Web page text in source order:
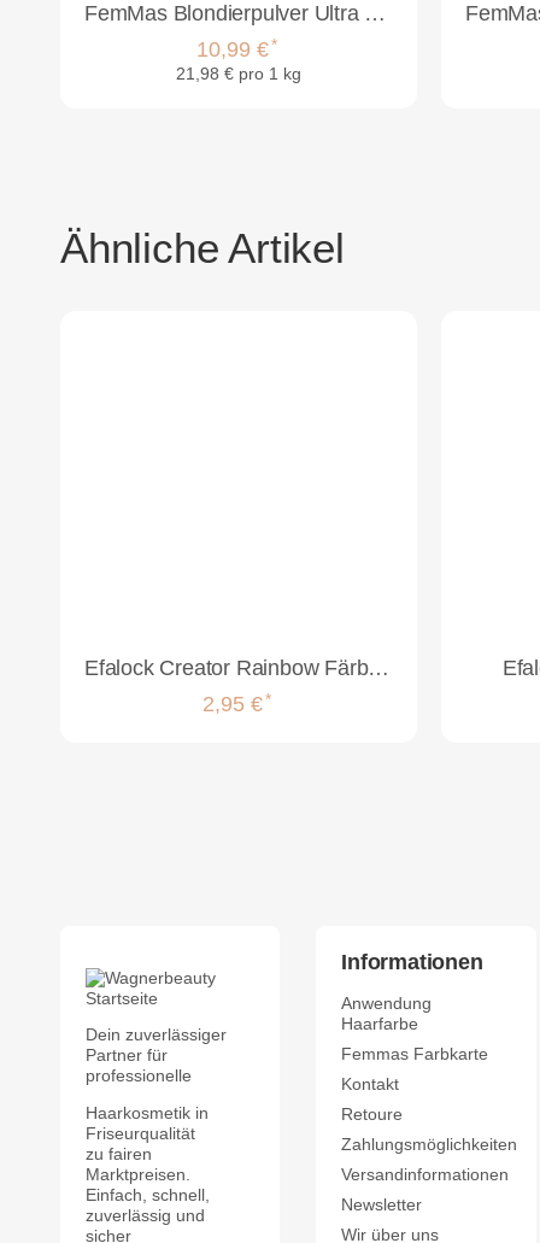
FemMas Blondierpulver Ultra Stark 500g Blau Plex Technologie Arganöl
10,99 €*
21,98 € pro 1 kg
Ähnliche Artikel
Efalock Creator Rainbow Färbepinse schwarz - 2,2cm
2,95 €*
Dein zuverlässiger
Partner für
professionelle
Haarkosmetik in
Friseurqualität
zu fairen
Marktpreisen.
Einfach, schnell,
zuverlässig und
sicher
Informationen
Anwendung
Haarfarbe
Femmas Farbkarte
Kontakt
Retoure
Zahlungsmöglichkeiten
Versandinformationen
Newsletter
Wir über uns